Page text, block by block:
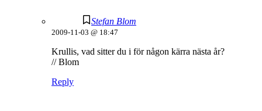
Stefan Blom
2009-11-03 @ 18:47
Krullis, vad sitter du i för någon kärra nästa år?
// Blom
Reply